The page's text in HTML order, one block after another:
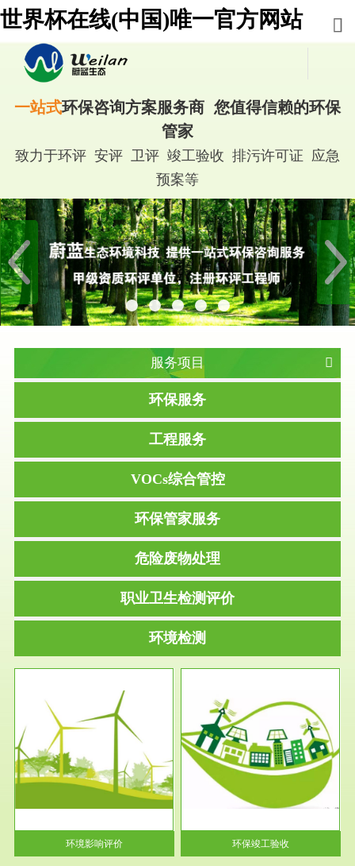
世界杯在线(中国)唯一官方网站
一站式环保咨询方案服务商 您值得信赖的环保
管家
致力于环评 安评 卫评 竣工验收 排污许可证 应急
预案等
服务项目
环保服务
工程服务
VOCs综合管控
环保管家服务
危险废物处理
职业卫生检测评价
环境检测
环境影响评价
服务范围
环保竣工验收
根据《建设项目环境保护管理条
例》第十七条 编制环境影响报
告书、...
环保竣工验收